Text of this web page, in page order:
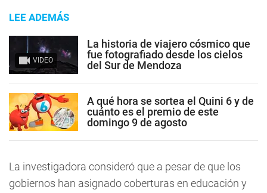
LEE ADEMÁS
VIDEO
La historia de viajero cósmico que
fue fotografiado desde los cielos
del Sur de Mendoza
A qué hora se sortea el Quini 6 y de
cuánto es el premio de este
domingo 9 de agosto
La investigadora consideró que a pesar de que los
gobiernos han asignado coberturas en educación y